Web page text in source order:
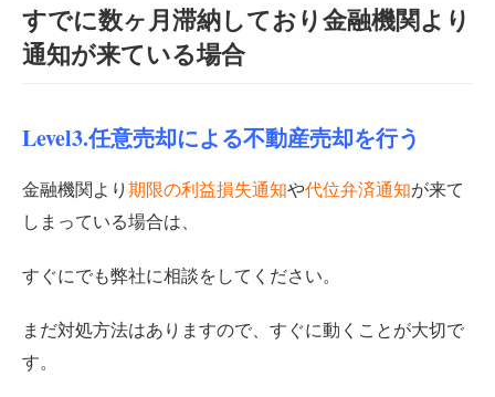
すでに数ヶ月滞納しており金融機関より
通知が来ている場合
Level3.任意売却による不動産売却を行う
金融機関より期限の利益損失通知や代位弁済通知が来て
しまっている場合は、
すぐにでも弊社に相談をしてください。
まだ対処方法はありますので、すぐに動くことが大切で
す。